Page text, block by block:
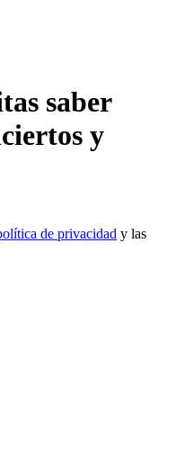
saber
y
de privacidad y las